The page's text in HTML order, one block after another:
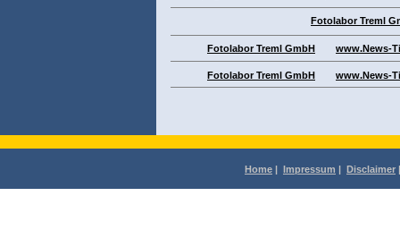
Fotolabor Treml
Fotolabor Treml GmbH www.News-
Fotolabor Treml GmbH www.News-
Home | Impressum | Disclaimer